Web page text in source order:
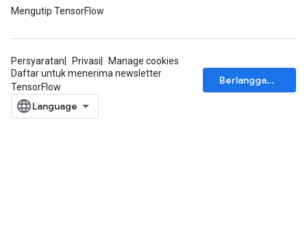
Mengutip TensorFlow
Persyaratan Privasi
Manage cookies
Daftar untuk menerima newsletter
TensorFlow
Berlangganan